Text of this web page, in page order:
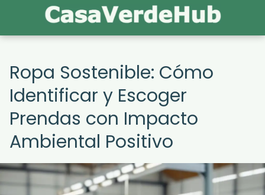
Ropa Sostenible: Cómo
Identificar y Escoger
Prendas con Impacto
Ambiental Positivo